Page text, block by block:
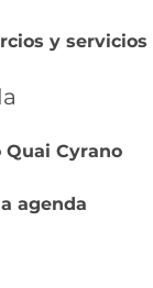
y servicios
Quai Cyrano
agenda
con moderación.